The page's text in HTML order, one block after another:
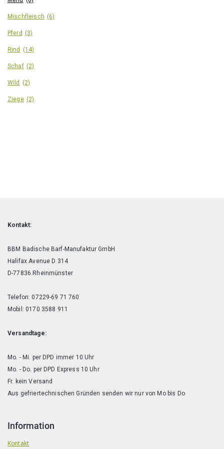
Mischfleisch (6)
Pferd (3)
Rind (14)
Schaf (2)
Wild (2)
Ziege (2)
Kontakt:
BBM Badische Barf-Manufaktur GmbH
Halifax Avenue D 314
D-77836 Rheinmünster
Telefon: 07229-69 71 760
Mobil: 0170 3588 911
Versandtage:
Mo. - Mi. per DPD immer 10 Uhr
Mo. - Do. per DPD Express 10 Uhr
Fr. kein Versand
Aus gefriertechnischen Gründen senden wir nur von Mo bis Do
Information
Kontakt